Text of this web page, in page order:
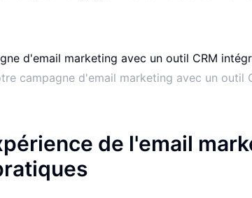
campagne d'email marketing avec un outil
de l'email